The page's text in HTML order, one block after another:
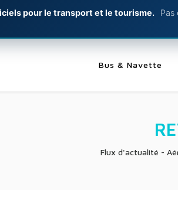
pour le transport et le tourisme.
Pas
Bus & Navette
Flux d'actualité -